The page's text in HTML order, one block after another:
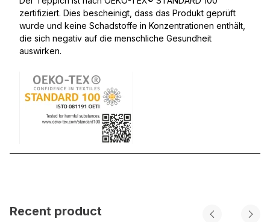
zertifiziert. Dies bescheinigt, dass das Produkt geprüft
wurde und keine Schadstoffe in Konzentrationen enthält,
die sich negativ auf die menschliche Gesundheit
auswirken.
Recent product